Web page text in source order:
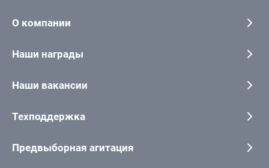
О компании
Наши награды
Наши вакансии
Техподдержка
Предвыборная агитация